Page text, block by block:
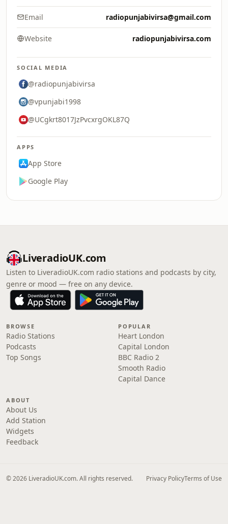
Email radiopunjabivirsa@gmail.com
Website radiopunjabivirsa.com
SOCIAL MEDIA
@radiopunjabivirsa
@vpunjabi1998
@UCgkrt8017JzPvcxrgOKL87Q
APPS
App Store
Google Play
LiveradioUK.com
Listen to LiveradioUK.com radio stations and podcasts by city,
genre or mood — free on any device.
BROWSE
Radio Stations
Podcasts
Top Songs
POPULAR
Heart London
Capital London
BBC Radio 2
Smooth Radio
Capital Dance
ABOUT
About Us
Add Station
Widgets
Feedback
© 2026 LiveradioUK.com. All rights reserved. Privacy PolicyTerms of Use